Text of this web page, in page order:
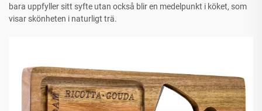
bara uppfyller sitt syfte utan också blir en medelpunkt i köket, som
visar skönheten i naturligt trä.